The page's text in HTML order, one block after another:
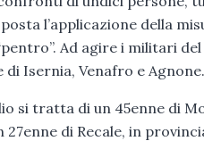
l’applicazione della
Ad agire i militari
di Isernia, Venafro e Agnone.
si tratta di un 45enne di
27enne di Recale, in